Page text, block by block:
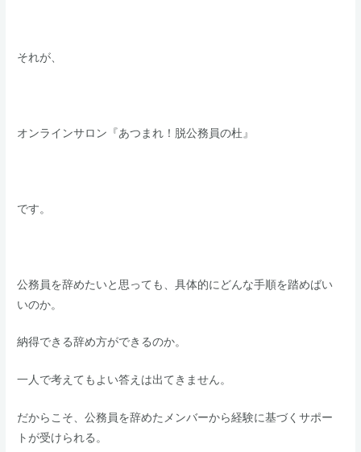
それが、
​オンラインサロン『あつまれ！脱公務員の杜』
​です。
公務員を辞めたいと思っても、具体的にどんな手順を踏めばい
いのか。
​納得できる辞め方ができるのか。
​一人で考えてもよい答えは出てきません。
​だからこそ、公務員を辞めたメンバーから経験に基づくサポー
トが受けられる。